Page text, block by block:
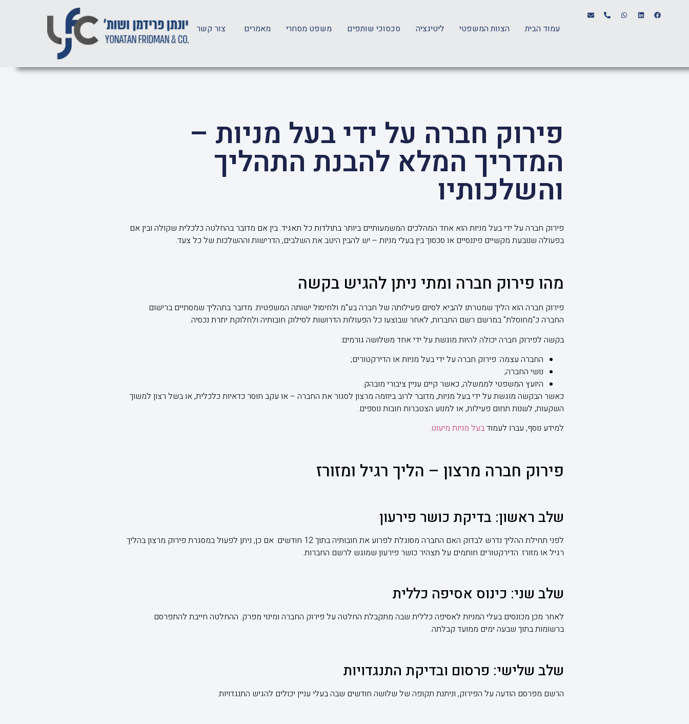
עמוד הבית הצוות המשפטי ליטיגציה סכסוכי שותפים משפט מסחרי מאמרים צור קשר
פירוק חברה על ידי בעל מניות –
המדריך המלא להבנת התהליך
והשלכותיו
פירוק חברה על ידי בעל מניות הוא אחד המהלכים המשמעותיים ביותר בתולדות כל תאגיד. בין אם מדובר בהחלטה כלכלית שקולה ובין אם
בפעולה שנובעת מקשיים פיננסיים או סכסוך בין בעלי מניות – יש להבין היטב את השלבים, הדרישות וההשלכות של כל צעד.
מהו פירוק חברה ומתי ניתן להגיש בקשה
פירוק חברה הוא הליך שמטרתו להביא לסיום פעילותה של חברה בע"מ ולחיסול ישותה המשפטית. מדובר בתהליך שמסתיים ברישום
החברה כ"מחוסלת" במרשם רשם החברות, לאחר שבוצעו כל הפעולות הדרושות לסילוק חובותיה ולחלוקת יתרת נכסיה.
בקשה לפירוק חברה יכולה להיות מוגשת על ידי אחד משלושה גורמים:
החברה עצמה: פירוק חברה על ידי בעל מניות או הדירקטורים;
נושי החברה;
היועץ המשפטי לממשלה, כאשר קיים עניין ציבורי מובהק.
כאשר הבקשה מוגשת על ידי בעל מניות, מדובר לרוב ביוזמה מרצון לסגור את החברה – או עקב חוסר כדאיות כלכלית, או בשל רצון למשוך
השקעות, לשנות תחום פעילות, או למנוע הצטברות חובות נוספים.
למידע נוסף, עברו לעמודבעל מניות מיעוט.
פירוק חברה מרצון – הליך רגיל ומזורז
שלב ראשון: בדיקת כושר פירעון
לפני תחילת ההליך נדרש לבדוק האם החברה מסוגלת לפרוע את חובותיה בתוך 12 חודשים. אם כן, ניתן לפעול במסגרת פירוק מרצון בהליך
רגיל או מזורז. הדירקטורים חותמים על תצהיר כושר פירעון שמוגש לרשם החברות.
שלב שני: כינוס אסיפה כללית
לאחר מכן מכונסים בעלי המניות לאסיפה כללית שבה מתקבלת החלטה על פירוק החברה ומינוי מפרק. ההחלטה חייבת להתפרסם
ברשומות בתוך שבעה ימים ממועד קבלתה.
שלב שלישי: פרסום ובדיקת התנגדויות
הרשם מפרסם הודעה על הפירוק, וניתנת תקופה של שלושה חודשים שבה בעלי עניין יכולים להגיש התנגדויות.